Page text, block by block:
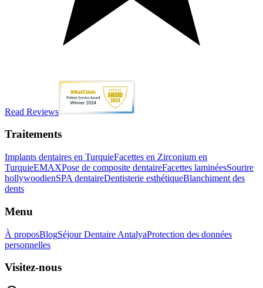
Read Reviews
Traitements
Implants dentaires en TurquieFacettes en Zirconium en
TurquieEMAXPose de composite dentaireFacettes laminéesSourire
hollywoodienSPA dentaireDentisterie esthétiqueBlanchiment des
dents
Menu
À proposBlogSéjour Dentaire AntalyaProtection des données
personnelles
Visitez-nous